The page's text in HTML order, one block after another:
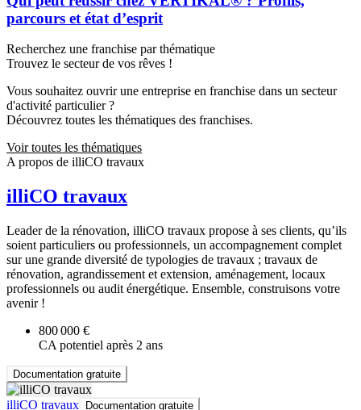
parcours et état d’esprit
Recherchez une franchise par thématique
Trouvez le secteur de vos rêves !
Vous souhaitez ouvrir une entreprise en franchise dans un secteur
d'activité particulier ?
Découvrez toutes les thématiques des franchises.
Voir toutes les thématiques
A propos de illiCO travaux
illiCO travaux
Leader de la rénovation, illiCO travaux propose à ses clients, qu’ils
soient particuliers ou professionnels, un accompagnement complet
sur une grande diversité de typologies de travaux ; travaux de
rénovation, agrandissement et extension, aménagement, locaux
professionnels ou audit énergétique. Ensemble, construisons votre
avenir !
800 000 €
CA potentiel après 2 ans
Documentation gratuite
illiCO travaux Documentation gratuite